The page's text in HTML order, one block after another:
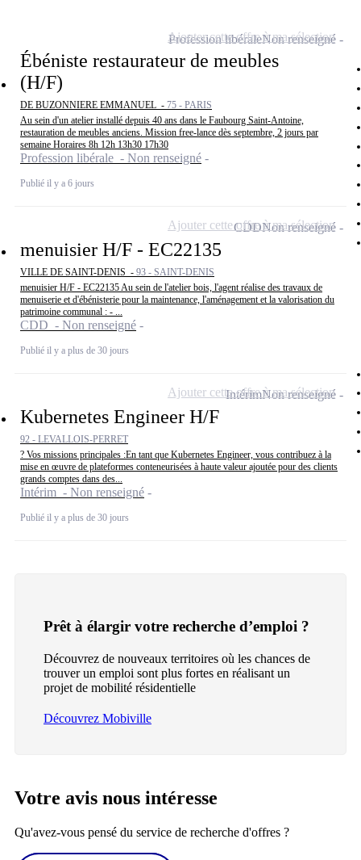
Ébéniste restaurateur de meubles
(H/F)
DE BUZONNIERE EMMANUEL - 75 - PARIS
Au sein d'un atelier installé depuis 40 ans dans le Faubourg Saint-Antoine,
restauration de meubles anciens. Mission free-lance dès septembre, 2 jours par
semaine Horaires 8h 12h 13h30 17h30
Profession libérale - Non renseigné
Publié il y a 6 jours
Profession libéraleNon renseigné
Ajouter cette offre à ma sélection
menuisier H/F - EC22135
VILLE DE SAINT-DENIS - 93 - SAINT-DENIS
menuisier H/F - EC22135 Au sein de l'atelier bois, l'agent réalise des travaux de
menuiserie et d'ébénisterie pour la maintenance, l'aménagement et la valorisation du
patrimoine communal : - ...
CDD - Non renseigné
Publié il y a plus de 30 jours
CDDNon renseigné
Ajouter cette offre à ma sélection
Kubernetes Engineer H/F
92 - LEVALLOIS-PERRET
? Vos missions principales :En tant que Kubernetes Engineer, vous contribuez à la
mise en œuvre de plateformes conteneurisées à haute valeur ajoutée pour des clients
grands comptes dans des...
Intérim - Non renseigné
Publié il y a plus de 30 jours
IntérimNon renseigné
Ajouter cette offre à ma sélection
Prêt à élargir votre recherche d’emploi ?
Découvrez de nouveaux territoires où les chances de
trouver un emploi sont plus fortes en réalisant un
projet de mobilité résidentielle
Découvrez Mobiville
Votre avis nous intéresse
Qu'avez-vous pensé du service de recherche d'offres ?